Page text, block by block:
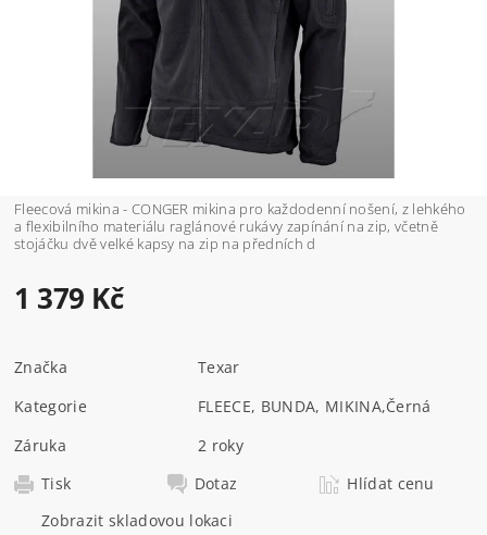
Fleecová mikina - CONGER mikina pro každodenní nošení, z lehkého
a flexibilního materiálu raglánové rukávy zapínání na zip, včetně
stojáčku dvě velké kapsy na zip na předních d
1 379 Kč
Značka
Texar
Kategorie
FLEECE, BUNDA, MIKINA,Černá
Záruka
2 roky
Tisk
Dotaz
Hlídat cenu
Zobrazit skladovou lokaci